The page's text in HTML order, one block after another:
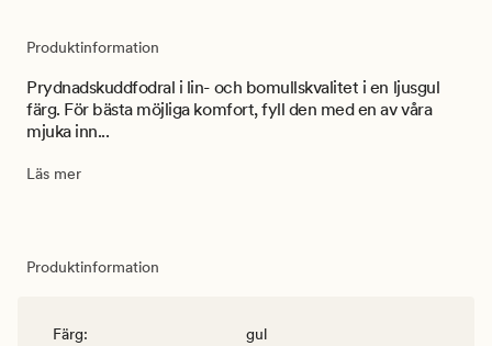
Produktinformation
Prydnadskuddfodral i lin- och bomullskvalitet i en ljusgul
färg. För bästa möjliga komfort, fyll den med en av våra
mjuka inn...
Läs mer
Produktinformation
Färg: gul